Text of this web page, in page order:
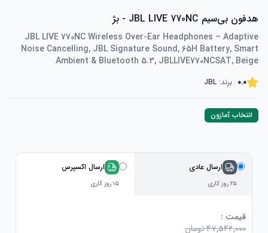
هدفون بی‌سیم JBL LIVE 770NC - بژ
JBL LIVE 770NC Wireless Over-Ear Headphones – Adaptive
Noise Cancelling, JBL Signature Sound, 65H Battery, Smart
Ambient & Bluetooth 5.3, JBLLIVE770NCSAT, Beige
0.0 برند: JBL
انتخاب آمازون
ارسال عادی
۲۵ روز کاری
ارسال اکسپرس
۱۵ روز کاری
قیمت :
۴۷٬۵۴۲٬۰۰۰ تومان